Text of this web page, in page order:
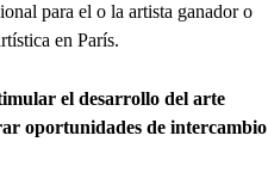
para el o la artista ganador o
en París.
el desarrollo del arte
oportunidades de intercambio